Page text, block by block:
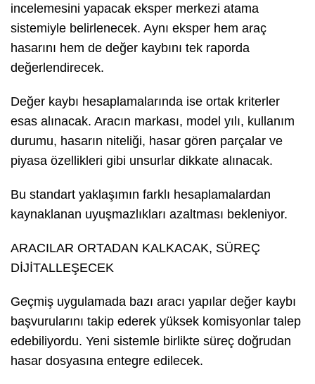
incelemesini yapacak eksper merkezi atama
sistemiyle belirlenecek. Aynı eksper hem araç
hasarını hem de değer kaybını tek raporda
değerlendirecek.
Değer kaybı hesaplamalarında ise ortak kriterler
esas alınacak. Aracın markası, model yılı, kullanım
durumu, hasarın niteliği, hasar gören parçalar ve
piyasa özellikleri gibi unsurlar dikkate alınacak.
Bu standart yaklaşımın farklı hesaplamalardan
kaynaklanan uyuşmazlıkları azaltması bekleniyor.
ARACILAR ORTADAN KALKACAK, SÜREÇ
DİJİTALLEŞECEK
Geçmiş uygulamada bazı aracı yapılar değer kaybı
başvurularını takip ederek yüksek komisyonlar talep
edebiliyordu. Yeni sistemle birlikte süreç doğrudan
hasar dosyasına entegre edilecek.